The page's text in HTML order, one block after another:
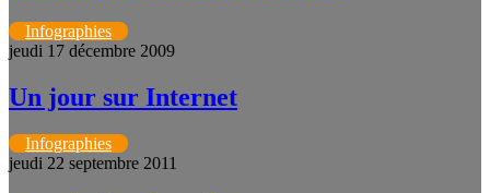
Infographies
jeudi 17 décembre 2009
Un jour sur Internet
Infographies
jeudi 22 septembre 2011